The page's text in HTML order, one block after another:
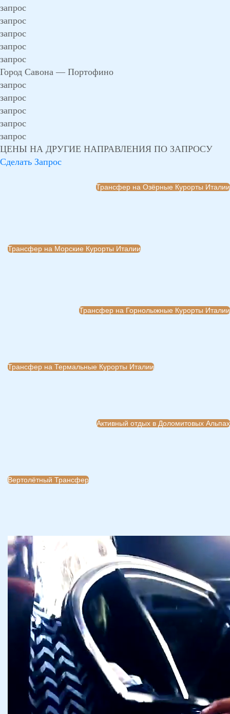
запрос
запрос
запрос
запрос
запрос
Город Савона — Портофино
запрос
запрос
запрос
запрос
запрос
ЦЕНЫ НА ДРУГИЕ НАПРАВЛЕНИЯ ПО ЗАПРОСУ
Сделать Запрос
Трансфер на Озёрные Курорты Италии
Трансфер на Морские Курорты Италии
Трансфер на Горнолыжные Курорты Италии
Трансфер на Термальные Курорты Италии
Активный отдых в Доломитовых Альпах
Вертолётный Трансфер